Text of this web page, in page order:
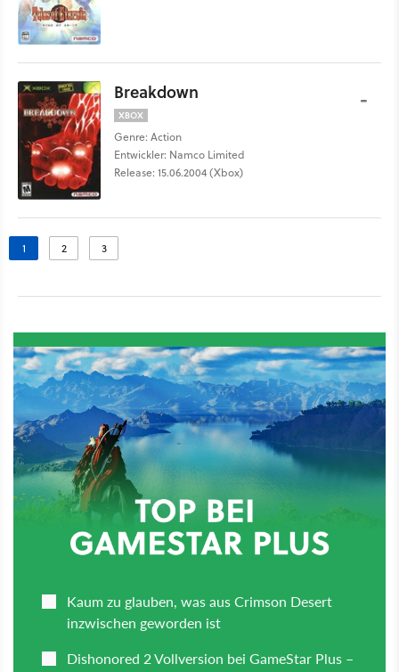
Breakdown
XBOX
Genre: Action
Entwickler: Namco Limited
Release: 15.06.2004 (Xbox)
-
1 2 3